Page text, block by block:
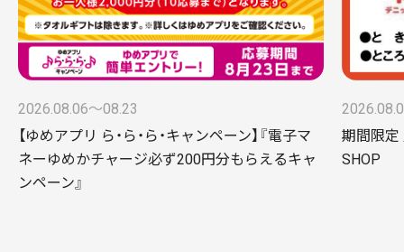
2026.08.06〜08.23
【ゆめアプリ ら・ら・ら・キャンペーン】『電子マ
ネーゆめかチャージ必ず200円分もらえるキャ
ンペーン』
期間限定
SHOP